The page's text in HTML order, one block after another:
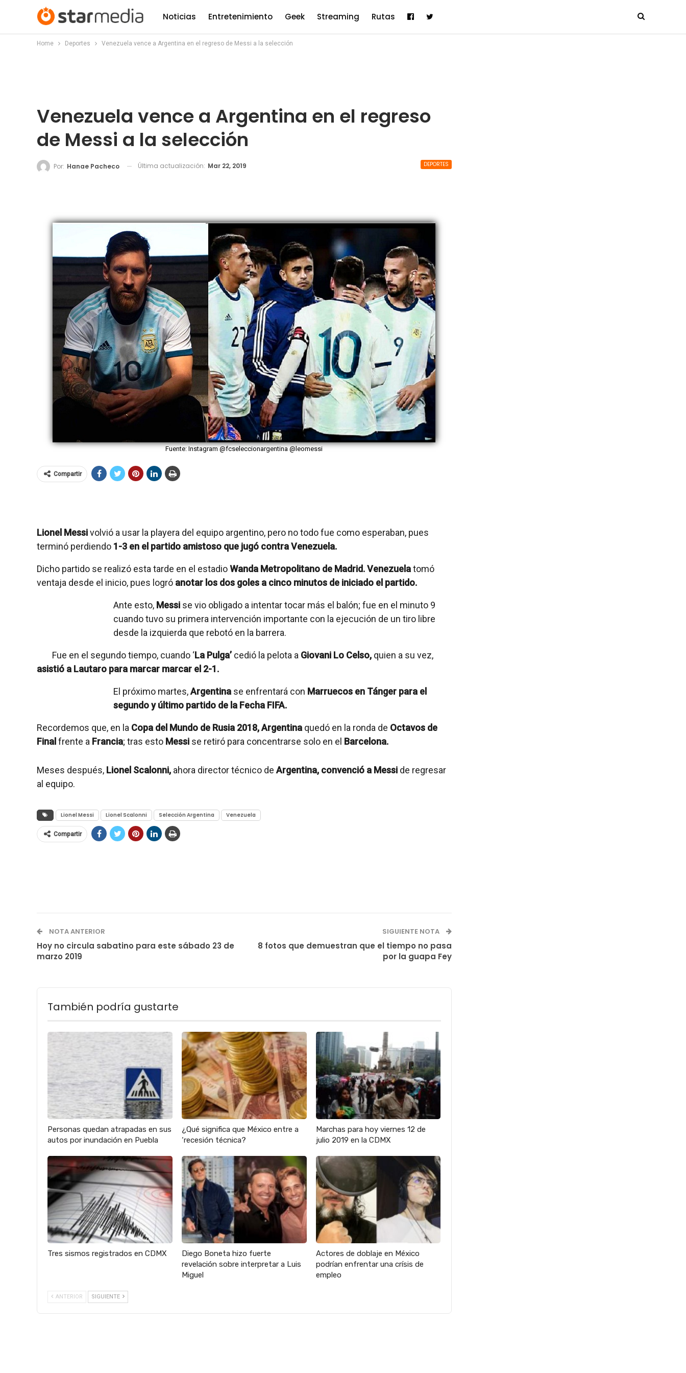
Noticias Entretenimiento Geek Streaming Rutas
Home Deportes Venezuela vence a Argentina en el regreso de Messi a la selección
Venezuela vence a Argentina en el regreso
de Messi a la selección
DEPORTES
Por: Hanae Pacheco Última actualización: Mar 22, 2019
Fuente: Instagram @fcseleccionargentina @leomessi
Compartir
Lionel Messivolvió a usar la playera del equipo argentino, pero no todo fue como esperaban, pues
terminó perdiendo 1-3 en el partido amistoso que jugó contra Venezuela.
Dicho partido se realizó esta tarde en el estadioWanda Metropolitano de Madrid. Venezuelatomó
ventaja desde el inicio, pues logró anotar los dos goles a cinco minutos de iniciado el partido.
Ante esto, Messi se vio obligado a intentar tocar más el balón; fue en el minuto 9
cuando tuvo su primera intervención importante con la ejecución de un tiro libre
desde la izquierda que rebotó en la barrera.
Fue en el segundo tiempo, cuando ‘La Pulga’ cedió la pelota a Giovani Lo Celso, quien a su vez,
asistió a Lautaro para marcar marcar el 2-1.
El próximo martes,Argentina se enfrentará con Marruecos en Tánger para el
segundo y último partido de la Fecha FIFA.
Recordemos que, en la Copa del Mundo de Rusia 2018, Argentina quedó en la ronda de Octavos de
Finalfrente a Francia; tras esto Messi se retiró para concentrarse solo en el Barcelona.
Meses después, Lionel Scalonni, ahora director técnico de Argentina, convenció a Messi de regresar
al equipo.
Lionel Messi Lionel Scalonni Selección Argentina Venezuela
Compartir
NOTA ANTERIOR
Hoy no circula sabatino para este sábado 23 de
marzo 2019
SIGUIENTE NOTA
8 fotos que demuestran que el tiempo no pasa
por la guapa Fey
También podría gustarte
Personas quedan atrapadas en sus
autos por inundación en Puebla
¿Qué significa que México entre a
‘recesión técnica?
Marchas para hoy viernes 12 de
julio 2019 en la CDMX
Tres sismos registrados en CDMX
Diego Boneta hizo fuerte
revelación sobre interpretar a Luis
Miguel
Actores de doblaje en México
podrían enfrentar una crísis de
empleo
ANTERIOR SIGUIENTE